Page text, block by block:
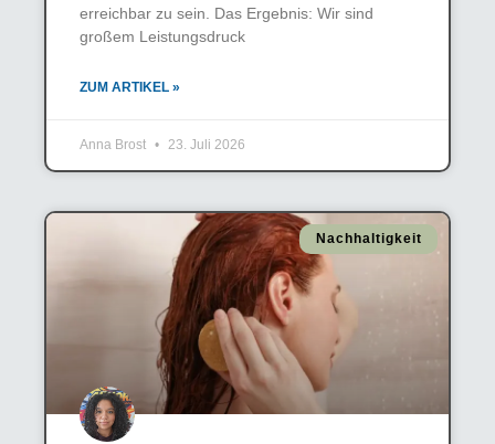
erreichbar zu sein. Das Ergebnis: Wir sind
großem Leistungsdruck
ZUM ARTIKEL »
Anna Brost 23. Juli 2026
Nachhaltigkeit